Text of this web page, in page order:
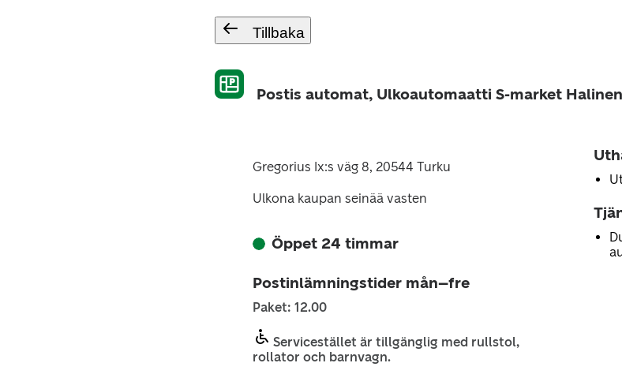
Tillbaka
Postis automat, Ulkoautomaatti S-market Halinen
Gregorius Ix:s väg 8, 20544 Turku
Ulkona kaupan seinää vasten
Öppet 24 timmar
Postinlämningstider mån–fre
Paket: 12.00
Servicestället är tillgänglig med rullstol,
rollator och barnvagn.